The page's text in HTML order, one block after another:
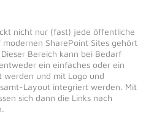
nicht nur (fast) jede öffentliche
SharePoint Sites gehört
Bereich kann bei Bedarf
ein einfaches oder ein
und mit Logo und
Layout integriert werden. Mit
sich dann die Links nach